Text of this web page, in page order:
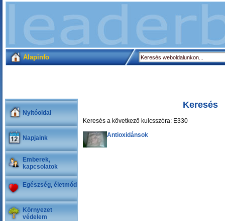
Alapinfo
Nyitóoldal
Napjaink
Emberek,
kapcsolatok
Egészség, életmód
Környezet
védelem
Keresés
Keresés a következő kulcsszóra: E330
Antioxidánsok